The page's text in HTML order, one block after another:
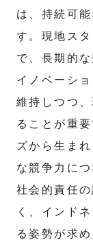
は、持続可
す。現地ス
で、長期的
イノベーシ
維持しつつ
ることが重
ズから生ま
な競争力に
社会的責任
く、インド
る姿勢が求